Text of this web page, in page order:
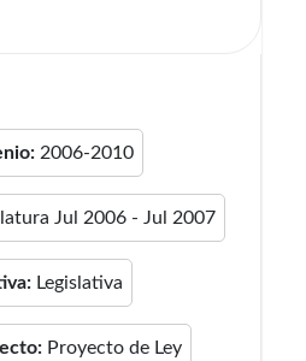
2006-2010
Jul 2006 - Jul 2007
Legislativa
Proyecto de Ley